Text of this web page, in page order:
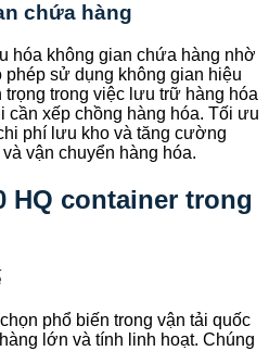
chứa hàng
hóa không gian chứa hàng nhờ
phép sử dụng không gian hiệu
trong việc lưu trữ hàng hóa
xếp chồng hàng hóa. Tối ưu
phí lưu kho và tăng cường
vận chuyển hàng hóa.
HQ container trong
phổ biến trong vận tải quốc
lớn và tính linh hoạt. Chúng